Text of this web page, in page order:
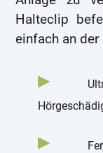
Halteclip
einfach an